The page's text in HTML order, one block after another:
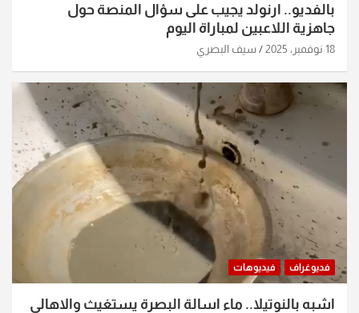
بالفديو.. ارنولد يجيب على سؤال المنصة حول
جاهزية اللاعبين لمباراة اليوم
18 نوفمبر، 2025 سيف البصري
فديوغراف فيديوهات
اشبه بالنوتيلا.. ماء اسالة البصرة يستغيث والاهالي